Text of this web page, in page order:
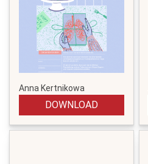
Anna Kertnikowa
DOWNLOAD